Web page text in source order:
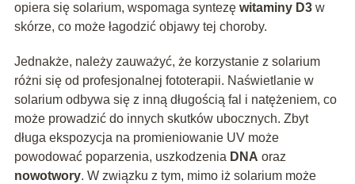
opiera się solarium, wspomaga syntezę witaminy D3w
skórze, co może łagodzić objawy tej choroby.
Jednakże, należy zauważyć, że korzystanie z solarium
różni się od profesjonalnej fototerapii. Naświetlanie w
solarium odbywa się z inną długością fal i natężeniem, co
może prowadzić do innych skutków ubocznych. Zbyt
długa ekspozycja na promieniowanie UV może
powodować poparzenia, uszkodzenia DNA oraz
nowotwory. W związku z tym, mimo iż solarium może